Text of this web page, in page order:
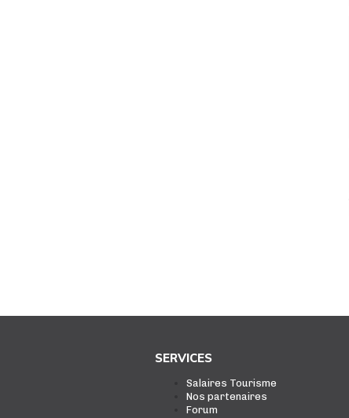
SERVICES
Salaires Tourisme
Nos partenaires
Forum